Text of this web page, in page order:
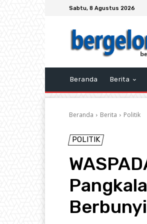
Sabtu, 8 Agustus 2026
Beranda Berita
Beranda Berita Politik
POLITIK
Berbunyi